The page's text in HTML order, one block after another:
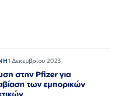
1 Δεκεμβρίου 2023
στην Pfizer για
των εμπορικών